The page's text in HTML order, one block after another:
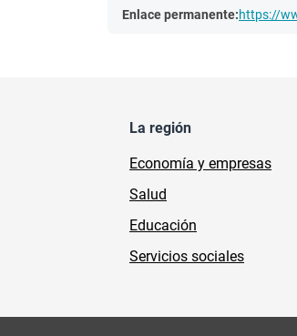
Enlace permanente:https://
La región
Economía y empresas
Salud
Educación
Servicios sociales